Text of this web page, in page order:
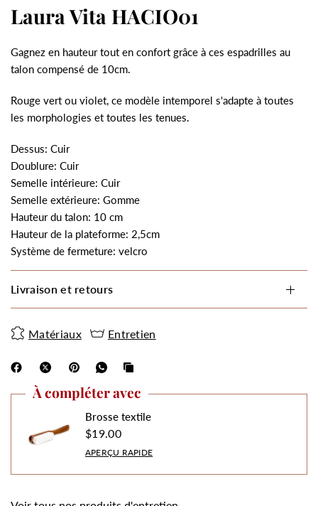
Laura Vita HACIO01
Gagnez en hauteur tout en confort grâce à ces espadrilles au
talon compensé de 10cm.
Rouge vert ou violet, ce modèle intemporel s'adapte à toutes
les morphologies et toutes les tenues.
Dessus: Cuir
Doublure: Cuir
Semelle intérieure: Cuir
Semelle extérieure: Gomme
Hauteur du talon: 10 cm
Hauteur de la plateforme: 2,5cm
Système de fermeture: velcro
Livraison et retours
Matériaux Entretien
À compléter avec
Brosse textile
$19.00
APERÇU RAPIDE